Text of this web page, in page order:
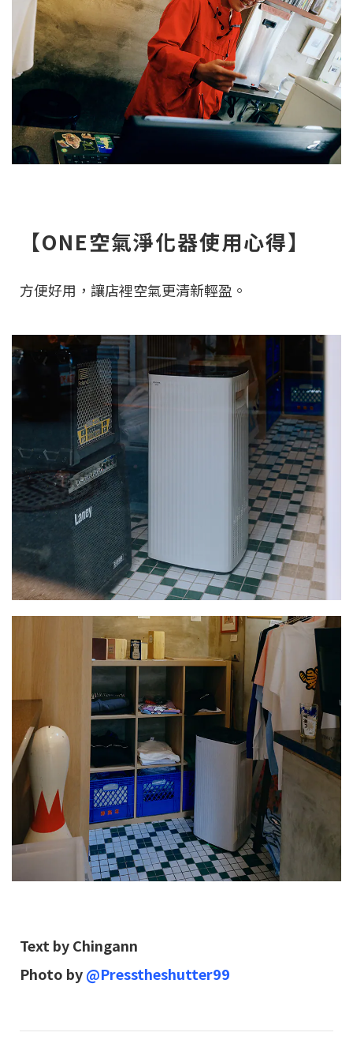
【ONE空氣淨化器使用心得】
方便好用，讓店裡空氣更清新輕盈。
Text by Chingann
Photo by@Presstheshutter99